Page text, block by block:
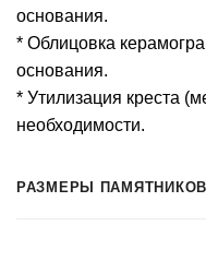
основания.
* Облицовка
основания.
* Утилизация креста
необходимости.
РАЗМЕРЫ ПАМЯТНИКОВ